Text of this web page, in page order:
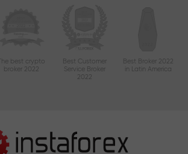
The best crypto
broker 2022
Best Customer
Service Broker
2022
Best Broker 2022
in Latin America